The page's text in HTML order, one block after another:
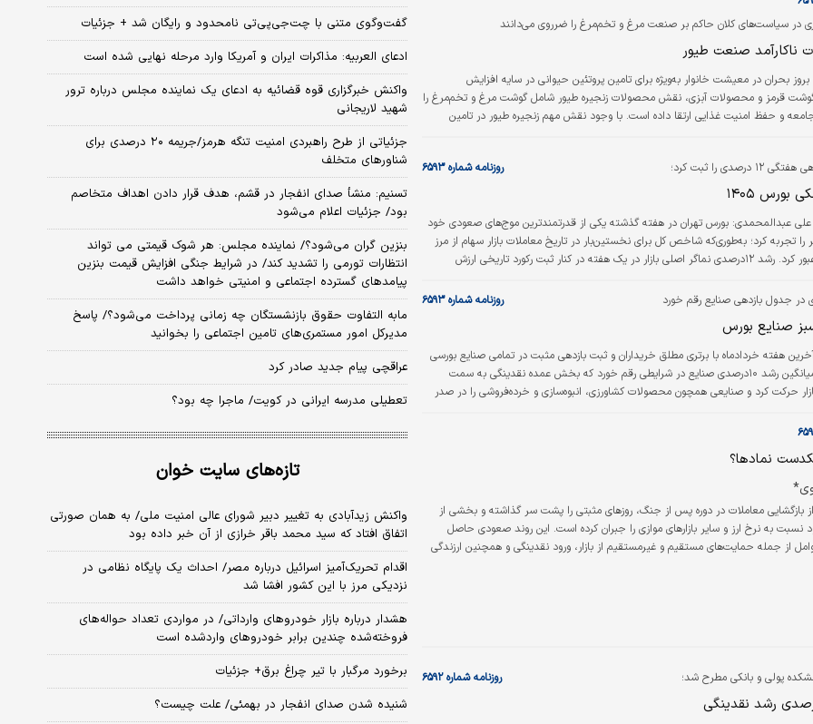
در سیاست‌های کلان حاکم بر صنعت مرغ و تخم‌مرغ را ضرروی می‌دانند
ناکار‌آمد صنعت طیور
بروز بحران در معیشت خانوار به‌ویژه برای تامین پروتئین حیوانی در سایه افزایش
قرمز و محصولات آبزی، نقش محصولات زنجیره طیور شامل گوشت مرغ و تخم‌مرغ را
و حفظ امنیت غذایی ارتقا داده است. با وجود نقش مهم زنجیره طیور در تامین
شدن جایگاه این فعالان تجاری در…
را ثبت کرد؛ روزنامه شماره ۶۵۹۳
بورس ۱۴۰۵
علی عبدالمحمدی: بورس تهران در هفته گذشته یکی از قدرتمندترین موج‌های صعودی خود
تجربه کرد؛ به‌طوری‌که شاخص کل برای نخستین‌بار در تاریخ معاملات بازار سهام از مرز
۵‌میلیون واحد عبور کرد. رشد ۱۲درصدی نماگر اصلی بازار در یک هفته در کنار ثبت رکورد تاریخی ارزش
دیگر در حال بازگشت به بازار سهام است. در این میان، دو عامل بیش از سایر متغیرها
روزنامه شماره ۶۵۹۳
صنایع بورس
هفته خردادماه با برتری مطلق خریداران و ثبت بازدهی مثبت در تمامی صنایع بورسی
به پایان رسید. میانگین رشد ۱۰درصدی صنایع در شرایطی رقم خورد که بخش عمده نقدینگی به سمت
حرکت کرد و صنایعی همچون محصولات کشاورزی، انبوه‌سازی و خرده‌فروشی را در صدر
پرقدرت بازار عقب ماندند.
نمادها؟
بازگشایی معاملات در دوره پس از جنگ، روزهای مثبتی را پشت سر گذاشته و بخشی از
به نرخ ارز و سایر بازارهای موازی را جبران کرده است. این روند صعودی حاصل
از جمله حمایت‌های مستقیم و غیرمستقیم از بازار، ورود نقدینگی و همچنین ارزندگی
پولی و بانکی مطرح شد؛ روزنامه شماره ۶۵۹۲
گفت‌وگوی متنی با چت‌جی‌پی‌تی نامحدود و رایگان شد + جزئیات
ادعای العربیه: مذاکرات ایران و آمریکا وارد مرحله نهایی شده است
واکنش خبرگزاری قوه قضائیه به ادعای یک نماینده مجلس درباره ترور
شهید لاریجانی
جزئیاتی از طرح راهبردی امنیت تنگه هرمز/جریمه ۲۰ درصدی برای
شناورهای متخلف
تسنیم: منشأ صدای انفجار در قشم، هدف قرار دادن اهداف متخاصم
بود/ جزئیات اعلام می‌شود
بنزین گران می‌شود؟/ نماینده مجلس: هر شوک قیمتی می تواند
انتظارات تورمی را تشدید کند/ در شرایط جنگی افزایش قیمت بنزین
پیامدهای گسترده اجتماعی و امنیتی خواهد داشت
مابه التفاوت حقوق بازنشستگان چه زمانی پرداخت می‌شود؟/ پاسخ
مدیرکل امور مستمری‌های تامین اجتماعی را بخوانید
عراقچی پیام جدید صادر کرد
تعطیلی مدرسه ایرانی در کویت/ ماجرا چه بود؟
تازه‌های سایت خوان
واکنش زیدآبادی به تغییر دبیر شورای عالی امنیت ملی/ به همان صورتی
اتفاق افتاد که سید محمد باقر خرازی از آن خبر داده بود
اقدام تحریک‌آمیز اسرائیل درباره مصر/ احداث یک پایگاه نظامی در
نزدیکی مرز با این کشور افشا شد
هشدار درباره بازار خودروهای وارداتی/ در مواردی تعداد حواله‌های
فروخته‌شده چندین برابر خودروهای واردشده است
برخورد مرگبار با تیر چراغ برق+ جزئیات
شنیده شدن صدای انفجار در بهمئی/ علت چیست؟